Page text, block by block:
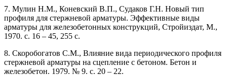
7. Мулин Н.М., Коневский В.П., Судаков Г.Н. Новый тип
профиля для стержневой арматуры. Эффективные виды
арматуры для железобетонных конструкций, Стройиздат, М.,
1970. с. 16 – 45, 255 с.
8. Скоробогатов С.М., Влияние вида периодического профиля
стержневой арматуры на сцепление с бетоном. Бетон и
железобетон. 1979. № 9. с. 20 – 22.